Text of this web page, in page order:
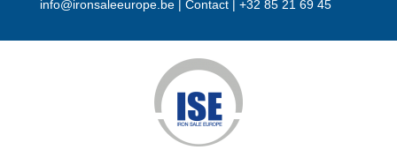
info@ironsaleeurope.be| Contact | +32 85 21 69 45